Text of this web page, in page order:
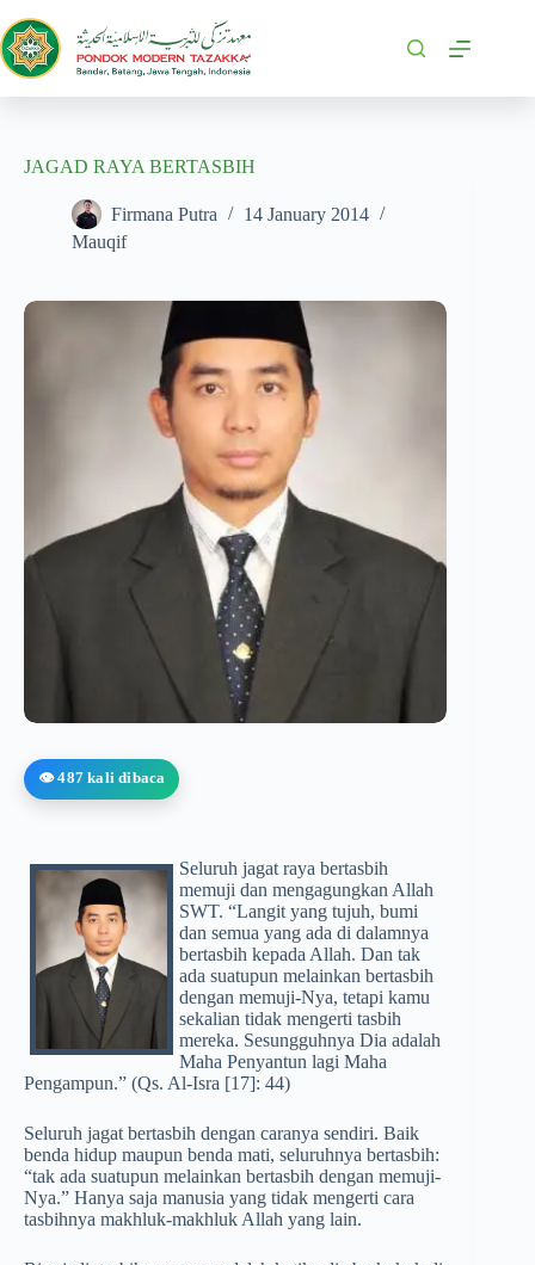
JAGAD RAYA BERTASBIH
Firmana Putra
14 January 2014
Mauqif
👁️ 487 kali dibaca
Seluruh jagat raya bertasbih
memuji dan mengagungkan Allah
SWT. “Langit yang tujuh, bumi
dan semua yang ada di dalamnya
bertasbih kepada Allah. Dan tak
ada suatupun melainkan bertasbih
dengan memuji-Nya, tetapi kamu
sekalian tidak mengerti tasbih
mereka. Sesungguhnya Dia adalah
Maha Penyantun lagi Maha
Pengampun.” (Qs. Al-Isra [17]: 44)
Seluruh jagat bertasbih dengan caranya sendiri. Baik
benda hidup maupun benda mati, seluruhnya bertasbih:
“tak ada suatupun melainkan bertasbih dengan memuji-
Nya.” Hanya saja manusia yang tidak mengerti cara
tasbihnya makhluk-makhluk Allah yang lain.